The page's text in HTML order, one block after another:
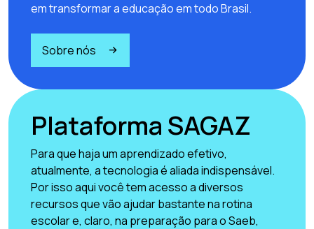
em transformar a educação em todo Brasil.
Sobre nós
Plataforma SAGAZ
Para que haja um aprendizado efetivo,
atualmente, a tecnologia é aliada indispensável.
Por isso aqui você tem acesso a diversos
recursos que vão ajudar bastante na rotina
escolar e, claro, na preparação para o Saeb,